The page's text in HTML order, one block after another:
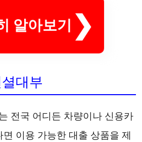
알아보기
대부
전국 어디든 차량이나 신용카
이용 가능한 대출 상품을 제